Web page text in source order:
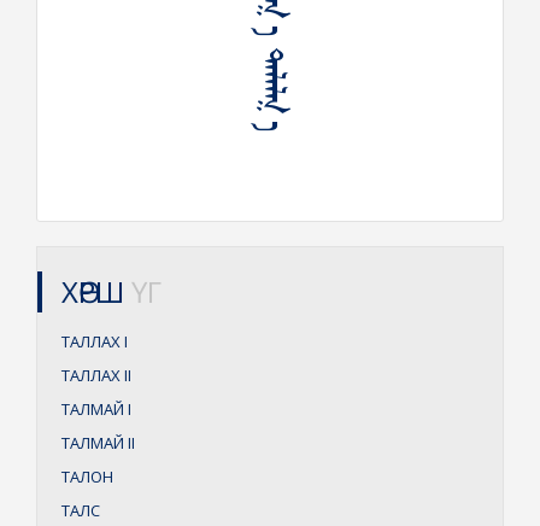
ᠠᠯᠠᠯᠬ᠋ ᠠ ᠲᠠᠯᠠᠯᠬ᠋ ᠠ
ХӨРШ ҮГ
ТАЛЛАХI
ТАЛЛАХII
ТАЛМАЙ I
ТАЛМАЙ II
ТАЛОН
ТАЛС